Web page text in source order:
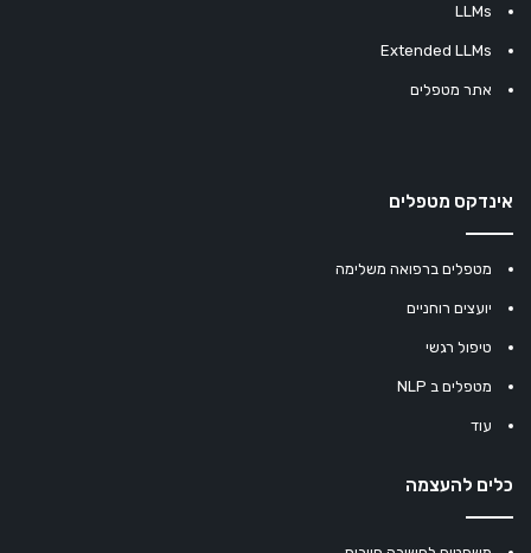
LLMs
Extended LLMs
אתר מטפלים
אינדקס מטפלים
מטפלים ברפואה משלימה
יועצים רוחניים
טיפול רגשי
מטפלים ב NLP
עוד
כלים להעצמה